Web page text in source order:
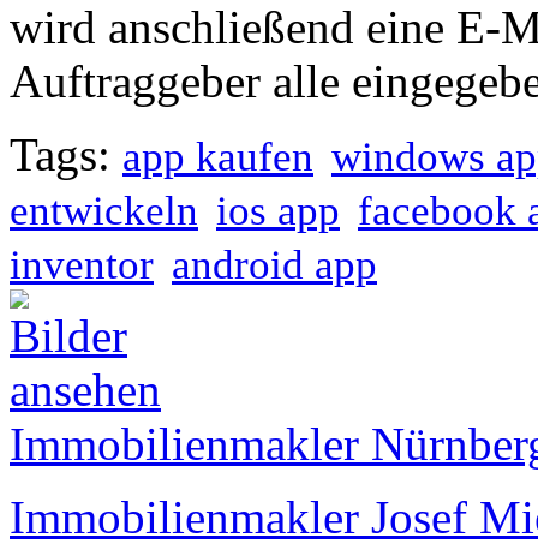
wird anschließend eine E-
Auftraggeber alle
Tags: app kaufen windows
entwickeln ios app facebook
inventor android app
Immobilienmakler
Immobilienmakler Josef